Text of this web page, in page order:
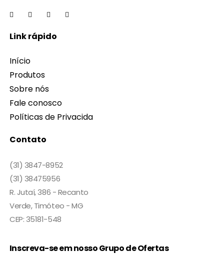
Link rápido
Início
Produtos
Sobre nós
Fale conosco
Políticas de Privacida
Contato
(31) 3847-8952
(31) 38475956
R. Jutaí, 386 - Recanto
Verde, Timóteo - MG
CEP: 35181-548
Inscreva-se em nosso Grupo de Ofertas